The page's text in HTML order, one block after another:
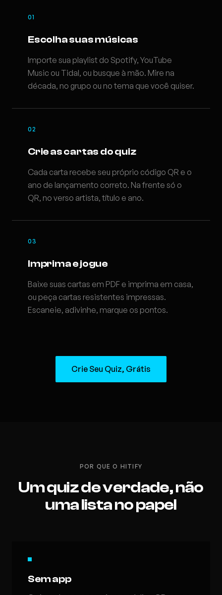
01
Escolha suas músicas
Importe sua playlist do Spotify, YouTube
Music ou Tidal, ou busque à mão. Mire na
década, no grupo ou no tema que você quiser.
02
Crie as cartas do quiz
Cada carta recebe seu próprio código QR e o
ano de lançamento correto. Na frente só o
QR, no verso artista, título e ano.
03
Imprima e jogue
Baixe suas cartas em PDF e imprima em casa,
ou peça cartas resistentes impressas.
Escaneie, adivinhe, marque os pontos.
Crie Seu Quiz, Grátis
POR QUE O HITIFY
Um quiz de verdade, não
uma lista no papel
Sem app